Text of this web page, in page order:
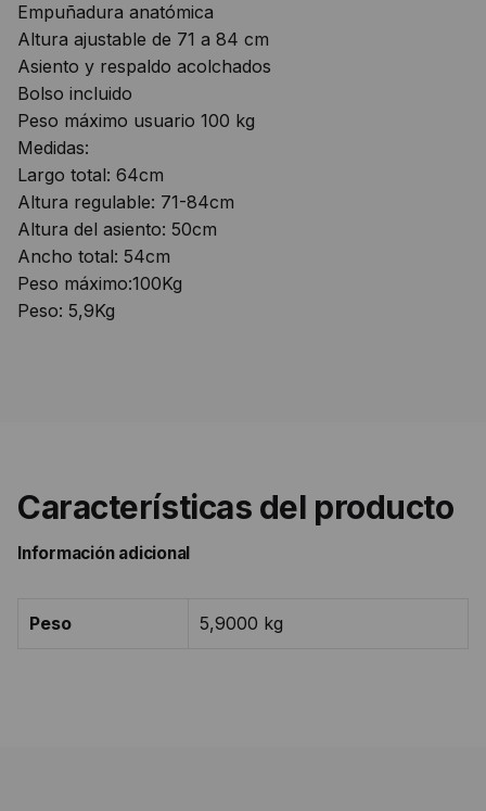
Empuñadura anatómica
Altura ajustable de 71 a 84 cm
Asiento y respaldo acolchados
Bolso incluido
Peso máximo usuario 100 kg
Medidas:
Largo total: 64cm
Altura regulable: 71-84cm
Altura del asiento: 50cm
Ancho total: 54cm
Peso máximo:100Kg
Peso: 5,9Kg
Características del producto
Información adicional
Peso 5,9000 kg